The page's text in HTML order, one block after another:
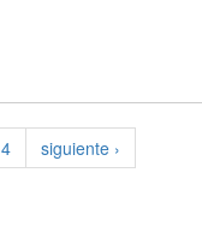
4
siguiente ›